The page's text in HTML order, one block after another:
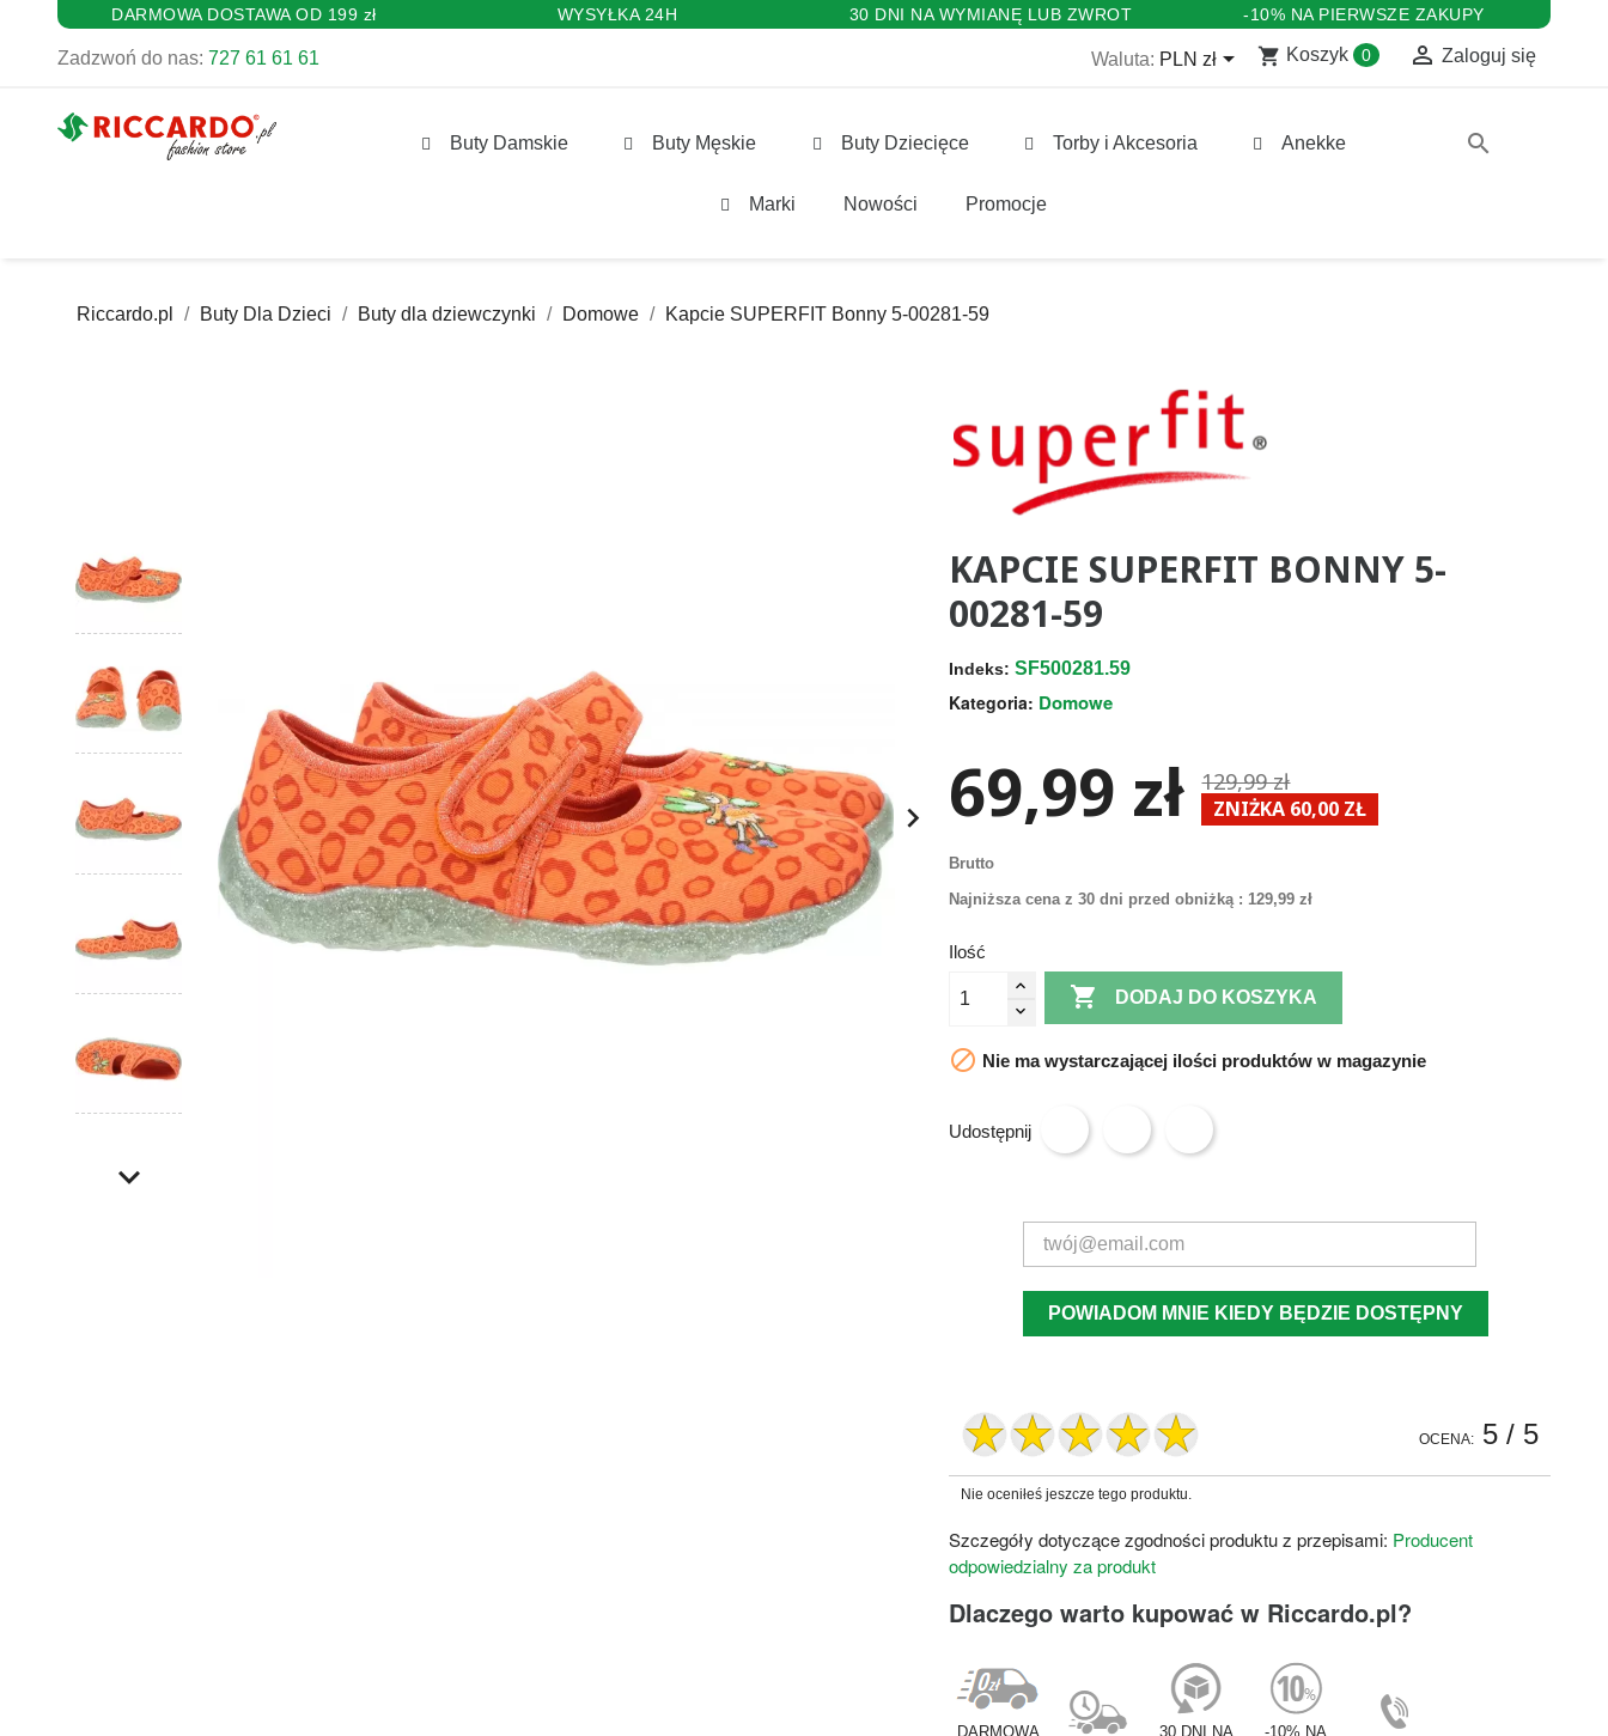
DARMOWA DOSTAWA OD 199 zł WYSYŁKA 24H 30 DNI NA WYMIANĘ LUB ZWROT -10% NA PIERWSZE ZAKUPY
Zadzwoń do nas: 727 61 61 61 Waluta: PLN zł shopping_cart Koszyk 0  Zaloguj się
Buty Damskie Buty Męskie Buty Dziecięce Torby i Akcesoria Anekke
Marki Nowości Promocje
search
Riccardo.pl Buty Dla Dzieci Buty dla dziewczynki Domowe Kapcie SUPERFIT Bonny 5-00281-59

KAPCIE SUPERFIT BONNY 5-
00281-59
Indeks: SF500281.59
Kategoria: Domowe
69,99 zł 129,99 zł
ZNIŻKA 60,00 ZŁ
Brutto
Najniższa cena z 30 dni przed obniżką : 129,99 zł
Ilość
 DODAJ DO KOSZYKA
 Nie ma wystarczającej ilości produktów w magazynie
Udostępnij
POWIADOM MNIE KIEDY BĘDZIE DOSTĘPNY
OCENA: 5/ 5
Nie oceniłeś jeszcze tego produktu.
Szczegóły dotyczące zgodności produktu z przepisami: Producent
odpowiedzialny za produkt
Dlaczego warto kupować w Riccardo.pl?
DARMOWA
30 DNI NA
-10% NA